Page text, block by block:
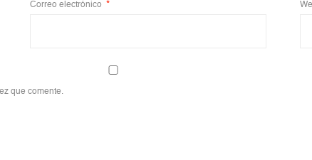
Correo electrónico *
que comente.